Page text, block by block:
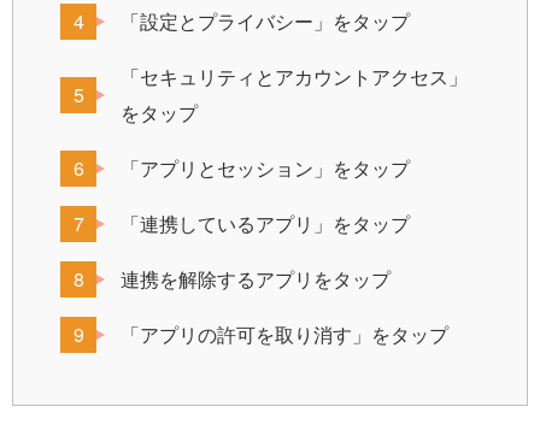
「設定とプライバシー」をタップ
「セキュリティとアカウントアクセス」
をタップ
「アプリとセッション」をタップ
「連携しているアプリ」をタップ
連携を解除するアプリをタップ
「アプリの許可を取り消す」をタップ